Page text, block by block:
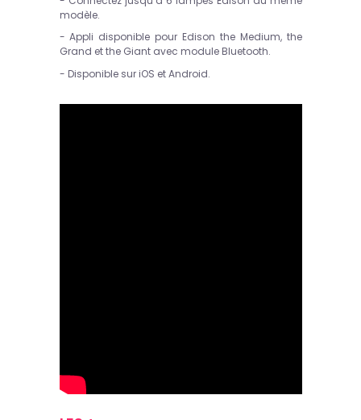
modèle.
- Appli disponible pour Edison the Medium, the
Grand et the Giant avec module Bluetooth.
- Disponible sur iOS et Android.